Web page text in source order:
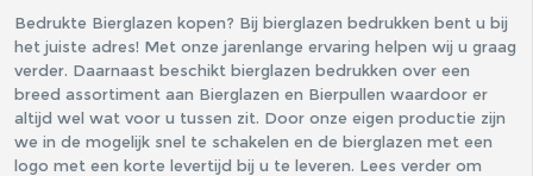
Bedrukte Bierglazen kopen? Bij bierglazen bedrukken bent u bij
het juiste adres! Met onze jarenlange ervaring helpen wij u graag
verder. Daarnaast beschikt bierglazen bedrukken over een
breed assortiment aan Bierglazen en Bierpullen waardoor er
altijd wel wat voor u tussen zit. Door onze eigen productie zijn
we in de mogelijk snel te schakelen en de bierglazen met een
logo met een korte levertijd bij u te leveren. Lees verder om